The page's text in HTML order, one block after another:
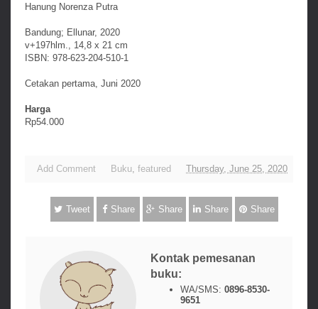
Hanung Norenza Putra
Bandung; Ellunar, 2020
v+197hlm., 14,8 x 21 cm
ISBN: 978-623-204-510-1
Cetakan pertama, Juni 2020
Harga
Rp54.000
Add Comment Buku featured Thursday, June 25, 2020
Tweet Share Share Share Share
Kontak pemesanan
buku:
WA/SMS:0896-8530-
9651